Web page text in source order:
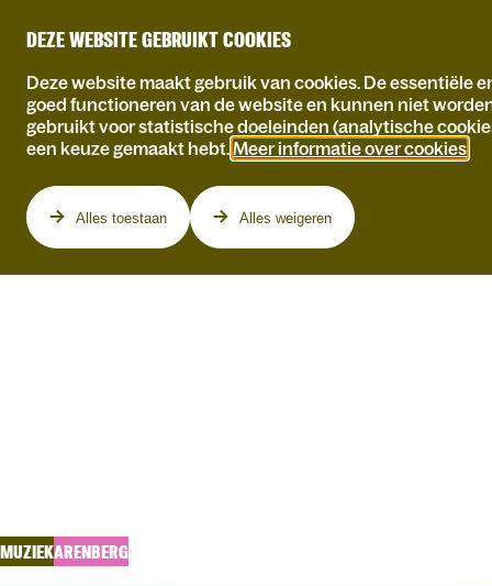
DEZE WEBSITE GEBRUIKT COOKIES
Deze website maakt gebruik van cookies. De essentiële
goed functioneren van de website en kunnen niet
gebruikt voor statistische doeleinden (analytische
een keuze gemaakt hebt. Meer informatie over cookies
Alles toestaan Alles weigeren
MUZIEKARENBERG